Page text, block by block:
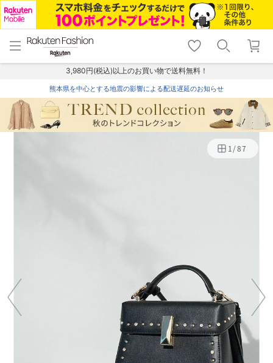
menu home
トップ
shopping_cart lock_outline
ログイン
3,980円(税込)以上のお買い物で送料無料！
熊本県を中心とする地震の影響による配送遅延のお知らせ
1/87